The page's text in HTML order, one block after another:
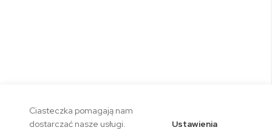
Ciasteczka pomagają nam
dostarczać nasze usługi.
Ustawienia